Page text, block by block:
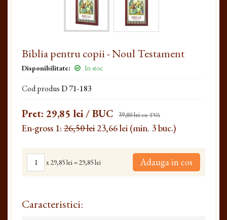
Biblia pentru copii - Noul Testament
Disponibilitate: In stoc
Cod produsD 71-183
Pret: 29,85 lei/ BUC 39,80 leicu TVA
En-gross 1: 26,50 lei 23,66 lei (min. 3 buc.)
x29,85 lei=29,85 lei Adauga in cos
Caracteristici: